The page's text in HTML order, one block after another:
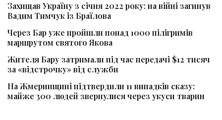
Захищав Україну з січня 2022 року: на війні загинув
Вадим Тимчук із Браїлова
Через Бар уже пройшли понад 1000 пілігримів
маршрутом святого Якова
Жителя Бару затримали під час передачі $12 тисяч
за «відстрочку» від служби
На Жмеринщині підтвердили 11 випадків сказу:
майже 300 людей звернулися через укуси тварин